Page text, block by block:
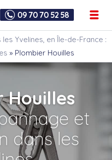
09 70 70 52 58
Yvelines, en Île-de-France :
» Plombier Houilles
Houilles
et
dans les